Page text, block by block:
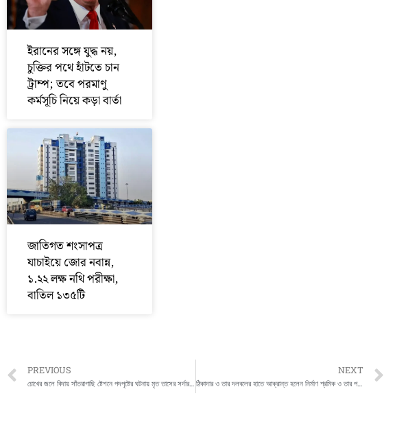
ইরানের সঙ্গে যুদ্ধ নয়,
চুক্তির পথে হাঁটতে চান
ট্রাম্প; তবে পরমাণু
কর্মসূচি নিয়ে কড়া বার্তা
জাতিগত শংসাপত্র
যাচাইয়ে জোর নবান্ন,
১.২২ লক্ষ নথি পরীক্ষা,
বাতিল ১৩৫টি
Prev
PREVIOUS
চোখের জলে বিদায় সাঁতরাগাছি ষ্টেশনে পদপৃষ্টের ঘটনায় মৃত তাসের সর্দারকে
NEXT
ঠিকাদার ও তার দলবলের হাতে আক্রান্ত হলেন নির্মাণ শ্রমিক ও তার পরিবারের সদস্যরা